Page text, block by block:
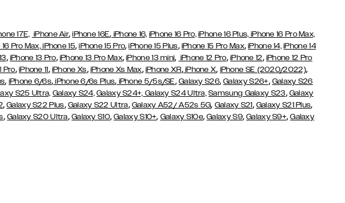
17E, iPhone Air,iPhone 16E, iPhone 16, iPhone 16 Pro, iPhone 16 Plus, iPhone 16 Pro Max,
Pro Max, iPhone 15,iPhone 15 Pro,iPhone 15 Plus, iPhone 15 Pro Max,iPhone 14, iPhone 14
, iPhone 13 Pro, iPhone 13 Pro Max,iPhone 13 mini, iPhone 12 Pro, iPhone 12, iPhone 12 Pro
Pro, iPhone 11, iPhone Xs, iPhone Xs Max, iPhone XR,iPhone X, iPhone SE (2020/2022),
, iPhone 6/6s, iPhone 6/6s Plus, iPhone 5/5s/SE, Galaxy S26,Galaxy S26+, Galaxy S26
S25 Ultra, Galaxy S24, Galaxy S24+, Galaxy S24 Ultra, Samsung Galaxy S23, Galaxy
,Galaxy S22 Plus, Galaxy S22 Ultra, Galaxy A52/ A52s 5G, Galaxy S21, Galaxy S21 Plus,
, Galaxy S20 Ultra, Galaxy S10,Galaxy S10+, Galaxy S10e,Galaxy S9,Galaxy S9+,Galaxy